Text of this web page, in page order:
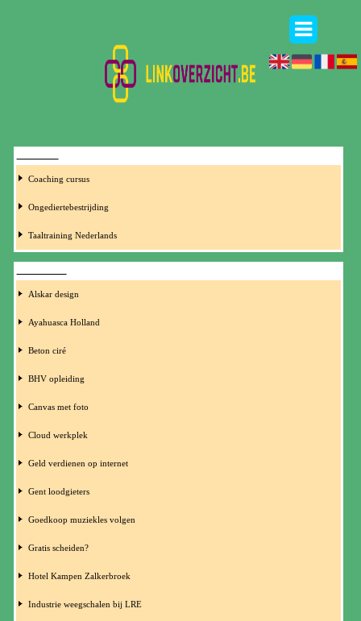
Coaching cursus
Ongediertebestrijding
Taaltraining Nederlands
Alskar design
Ayahuasca Holland
Beton ciré
BHV opleiding
Canvas met foto
Cloud werkplek
Geld verdienen op internet
Gent loodgieters
Goedkoop muziekles volgen
Gratis scheiden?
Hotel Kampen Zalkerbroek
Industrie weegschalen bij LRE